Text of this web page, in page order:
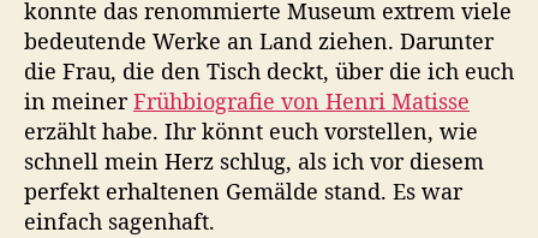
konnte das renommierte Museum extrem viele
bedeutende Werke an Land ziehen. Darunter
die Frau, die den Tisch deckt, über die ich euch
in meinerFrühbiografie von Henri Matisse
erzählt habe. Ihr könnt euch vorstellen, wie
schnell mein Herz schlug, als ich vor diesem
perfekt erhaltenen Gemälde stand. Es war
einfach sagenhaft.